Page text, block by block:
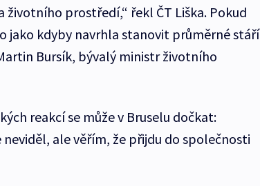
životního prostředí,“ řekl ČT Liška. Pokud
jako kdyby navrhla stanovit průměrné stáří
Bursík, bývalý ministr životního
reakcí se může v Bruselu dočkat:
neviděl, ale věřím, že přijdu do společnosti